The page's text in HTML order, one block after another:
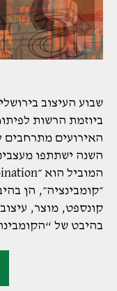
שבוע העיצוב
ביוזמת הרשות
האירועים מתרחבים
השנה ישתתפו
״קומבינציה״, הן
קונספט, מוצר,
בהיבט של